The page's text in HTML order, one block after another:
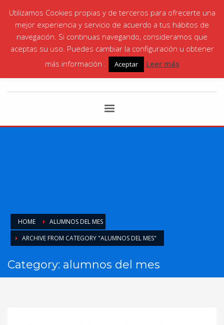
¡LLÁMANOS! | SANTA ANA868 06 35 87|
CARTAGENA868 066146
HOME
ALUMNOS DEL MES
ARCHIVE FROM CATEGORY "ALUMNOS DEL MES"
Category: alumnos del mes
Utilizamos Cookies propias y de terceros para ofrecerte una
mejor experiencia y servicio de acuerdo a tus hábitos de
navegación. Si continuas navegando, consideramos que
aceptas su uso. Puedes cambiar la configuración u obtener
más información .
Aceptar Leer más